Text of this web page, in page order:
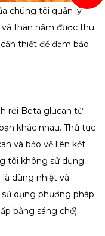
chúng tôi quản lý
thân nấm được thu
thiết để đảm bảo
rời Beta glucan từ
khác nhau. Thủ tục
và bảo vệ liên kết
tôi không sử dụng
dùng nhiệt và
dụng phương pháp
bằng sáng chế).